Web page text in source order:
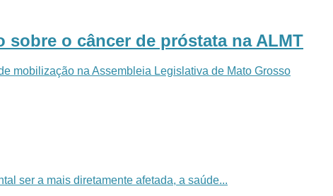
o câncer de próstata na ALMT
mobilização na Assembleia Legislativa de Mato Grosso
ser a mais diretamente afetada, a saúde...